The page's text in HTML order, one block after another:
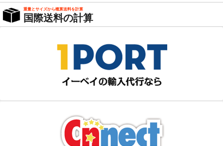
重量とサイズから概算送料を計算
国際送料の計算